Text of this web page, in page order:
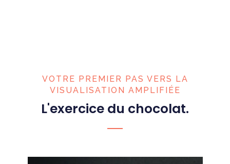
VOTRE PREMIER PAS VERS LA
VISUALISATION AMPLIFIÉE
L'exercice du chocolat.